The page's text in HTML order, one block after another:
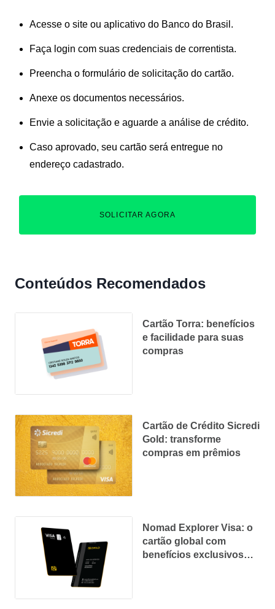
Acesse o site ou aplicativo do Banco do Brasil.
Faça login com suas credenciais de correntista.
Preencha o formulário de solicitação do cartão.
Anexe os documentos necessários.
Envie a solicitação e aguarde a análise de crédito.
Caso aprovado, seu cartão será entregue no
endereço cadastrado.
SOLICITAR AGORA
Conteúdos Recomendados
Cartão Torra: benefícios
e facilidade para suas
compras
Cartão de Crédito Sicredi
Gold: transforme
compras em prêmios
Nomad Explorer Visa: o
cartão global com
benefícios exclusivos